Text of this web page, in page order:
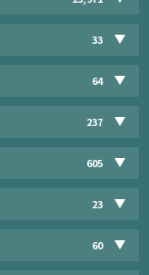
33
64
237
605
23
60